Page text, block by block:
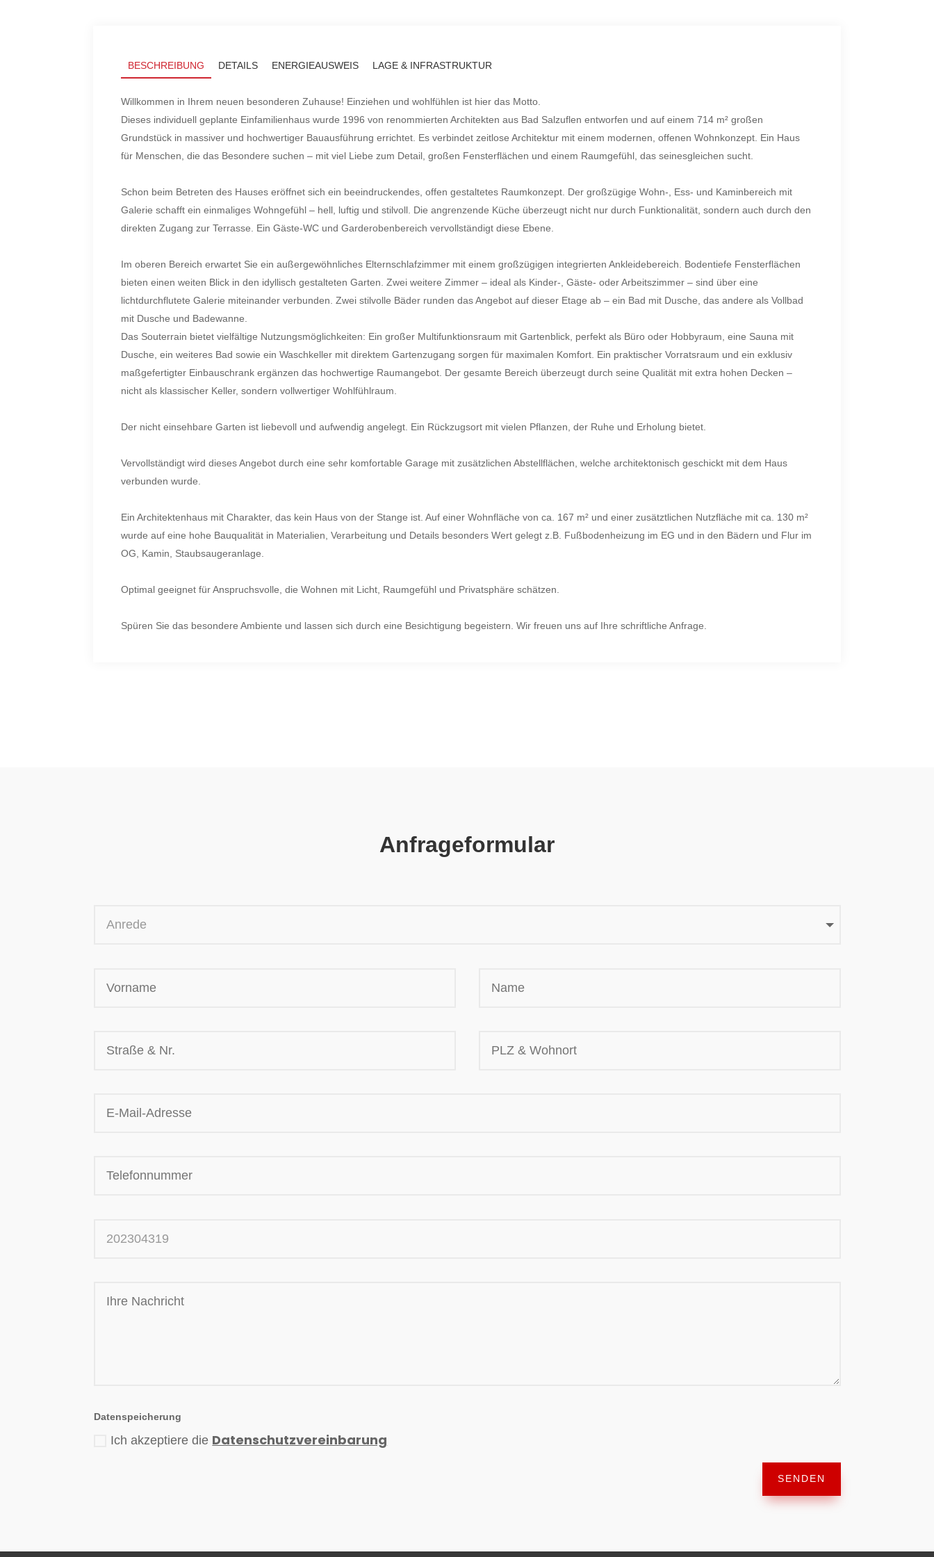
BESCHREIBUNG DETAILS ENERGIEAUSWEIS LAGE & INFRASTRUKTUR
Willkommen in Ihrem neuen besonderen Zuhause! Einziehen und wohlfühlen ist hier das Motto.
Dieses individuell geplante Einfamilienhaus wurde 1996 von renommierten Architekten aus Bad Salzuflen entworfen und auf einem 714 m² großen
Grundstück in massiver und hochwertiger Bauausführung errichtet. Es verbindet zeitlose Architektur mit einem modernen, offenen Wohnkonzept. Ein Haus
für Menschen, die das Besondere suchen – mit viel Liebe zum Detail, großen Fensterflächen und einem Raumgefühl, das seinesgleichen sucht.
Schon beim Betreten des Hauses eröffnet sich ein beeindruckendes, offen gestaltetes Raumkonzept. Der großzügige Wohn-, Ess- und Kaminbereich mit
Galerie schafft ein einmaliges Wohngefühl – hell, luftig und stilvoll. Die angrenzende Küche überzeugt nicht nur durch Funktionalität, sondern auch durch den
direkten Zugang zur Terrasse. Ein Gäste-WC und Garderobenbereich vervollständigt diese Ebene.
Im oberen Bereich erwartet Sie ein außergewöhnliches Elternschlafzimmer mit einem großzügigen integrierten Ankleidebereich. Bodentiefe Fensterflächen
bieten einen weiten Blick in den idyllisch gestalteten Garten. Zwei weitere Zimmer – ideal als Kinder-, Gäste- oder Arbeitszimmer – sind über eine
lichtdurchflutete Galerie miteinander verbunden. Zwei stilvolle Bäder runden das Angebot auf dieser Etage ab – ein Bad mit Dusche, das andere als Vollbad
mit Dusche und Badewanne.
Das Souterrain bietet vielfältige Nutzungsmöglichkeiten: Ein großer Multifunktionsraum mit Gartenblick, perfekt als Büro oder Hobbyraum, eine Sauna mit
Dusche, ein weiteres Bad sowie ein Waschkeller mit direktem Gartenzugang sorgen für maximalen Komfort. Ein praktischer Vorratsraum und ein exklusiv
maßgefertigter Einbauschrank ergänzen das hochwertige Raumangebot. Der gesamte Bereich überzeugt durch seine Qualität mit extra hohen Decken –
nicht als klassischer Keller, sondern vollwertiger Wohlfühlraum.
Der nicht einsehbare Garten ist liebevoll und aufwendig angelegt. Ein Rückzugsort mit vielen Pflanzen, der Ruhe und Erholung bietet.
Vervollständigt wird dieses Angebot durch eine sehr komfortable Garage mit zusätzlichen Abstellflächen, welche architektonisch geschickt mit dem Haus
verbunden wurde.
Ein Architektenhaus mit Charakter, das kein Haus von der Stange ist. Auf einer Wohnfläche von ca. 167 m² und einer zusätztlichen Nutzfläche mit ca. 130 m²
wurde auf eine hohe Bauqualität in Materialien, Verarbeitung und Details besonders Wert gelegt z.B. Fußbodenheizung im EG und in den Bädern und Flur im
OG, Kamin, Staubsaugeranlage.
Optimal geeignet für Anspruchsvolle, die Wohnen mit Licht, Raumgefühl und Privatsphäre schätzen.
Spüren Sie das besondere Ambiente und lassen sich durch eine Besichtigung begeistern. Wir freuen uns auf Ihre schriftliche Anfrage.
Anfrageformular
Datenspeicherung
Ich akzeptiere die Datenschutzvereinbarung
SENDEN